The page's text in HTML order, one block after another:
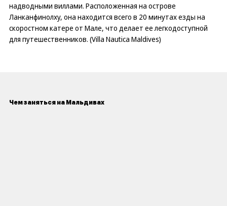
надводными виллами. Расположенная на острове
Ланканфинолху, она находится всего в 20 минутах езды на
скоростном катере от Мале, что делает ее легкодоступной
для путешественников. (Villa Nautica Maldives)
Чем заняться на Мальдивах